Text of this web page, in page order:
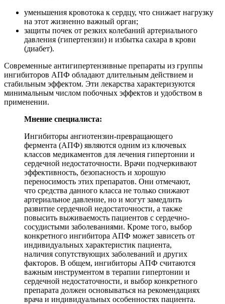
уменьшения кровотока к сердцу, что снижает нагрузку
на этот жизненно важный орган;
защиты почек от резких колебаний артериального
давления (гипертензии) и избытка сахара в крови
(диабет).
Современные антигипертензивные препараты из группы
ингибиторов АПФ обладают длительным действием и
стабильным эффектом. Эти лекарства характеризуются
минимальным числом побочных эффектов и удобством в
применении.
Мнение специалиста:
Ингибиторы ангиотензин-превращающего
фермента (АПФ) являются одним из ключевых
классов медикаментов для лечения гипертонии и
сердечной недостаточности. Врачи подчеркивают
эффективность, безопасность и хорошую
переносимость этих препаратов. Они отмечают,
что средства данного класса не только снижают
артериальное давление, но и могут замедлить
развитие сердечной недостаточности, а также
повысить выживаемость пациентов с сердечно-
сосудистыми заболеваниями. Кроме того, выбор
конкретного ингибитора АПФ может зависеть от
индивидуальных характеристик пациента,
наличия сопутствующих заболеваний и других
факторов. В общем, ингибиторы АПФ считаются
важным инструментом в терапии гипертонии и
сердечной недостаточности, и выбор конкретного
препарата должен основываться на рекомендациях
врача и индивидуальных особенностях пациента.